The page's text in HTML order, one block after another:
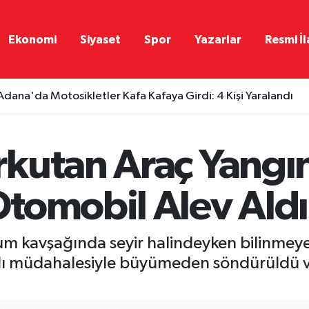
Ekonomi Siyaset Spor Yazarlar Resmi
Motosikletler Kafa Kafaya Girdi: 4 Kişi Yaralandı
Araç
Alev
kavşağında seyir halindeyken
müdahalesiyle büyümeden söndürüldü